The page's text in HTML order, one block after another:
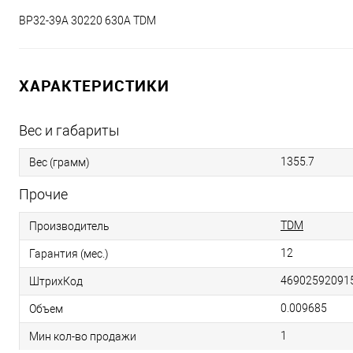
ВР32-39А 30220 630А TDM
ХАРАКТЕРИСТИКИ
Вес и габариты
Вес (грамм) 1355.7
Прочие
Производитель TDM
Гарантия (мес.) 12
ШтрихКод
Объем 0.009685
Мин кол-во продажи 1